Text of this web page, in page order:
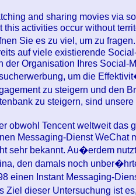
and sharing movies via
this activities occur without
Sie es zu viel, um zu
auf viele existierende
der Organisation Ihres Social-
um die
zu steigern und den
zu steigern, sind
obwohl Tencent weltweit
Messaging-Dienst WeChat
sehr bekannt. Au�erdem
den damals noch
einen Instant Messaging-
Ziel dieser Untersuchung ist